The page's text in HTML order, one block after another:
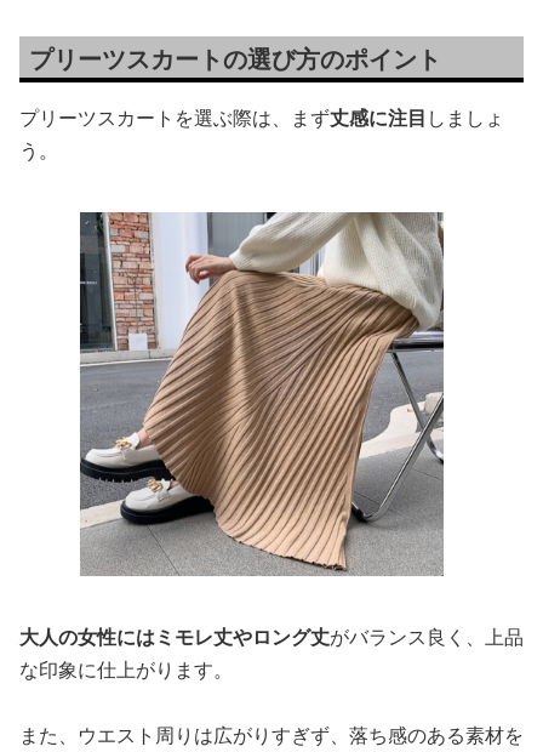
プリーツスカートの選び方のポイント
プリーツスカートを選ぶ際は、まず丈感に注目 しましょ
う。
大人の女性にはミモレ丈やロング丈がバランス良く、上品
な印象に仕上がります。
また、ウエスト周りは広がりすぎず、落ち感のある素材を